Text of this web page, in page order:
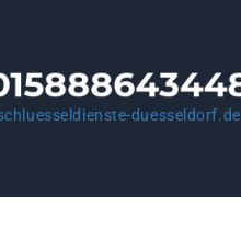
duesseldorf.de